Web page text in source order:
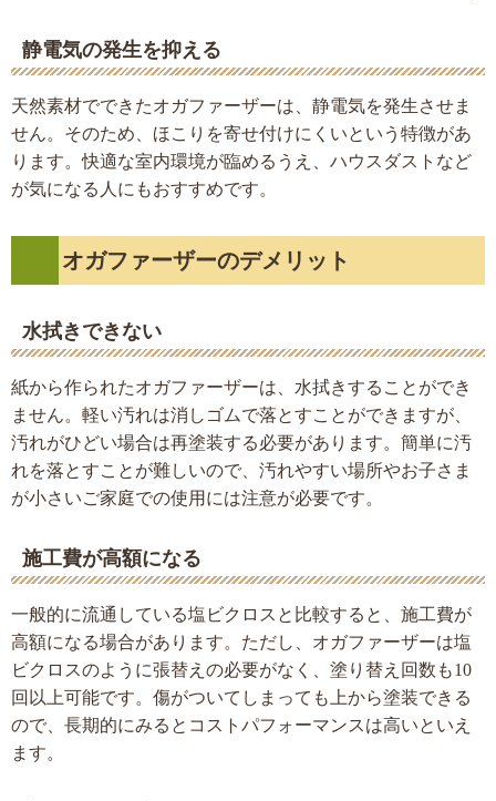
静電気の発生を抑える
天然素材でできたオガファーザーは、静電気を発生させま
せん。そのため、ほこりを寄せ付けにくいという特徴があ
ります。快適な室内環境が臨めるうえ、ハウスダストなど
が気になる人にもおすすめです。
オガファーザーのデメリット
水拭きできない
紙から作られたオガファーザーは、水拭きすることができ
ません。軽い汚れは消しゴムで落とすことができますが、
汚れがひどい場合は再塗装する必要があります。簡単に汚
れを落とすことが難しいので、汚れやすい場所やお子さま
が小さいご家庭での使用には注意が必要です。
施工費が高額になる
一般的に流通している塩ビクロスと比較すると、施工費が
高額になる場合があります。ただし、オガファーザーは塩
ビクロスのように張替えの必要がなく、塗り替え回数も10
回以上可能です。傷がついてしまっても上から塗装できる
ので、長期的にみるとコストパフォーマンスは高いといえ
ます。